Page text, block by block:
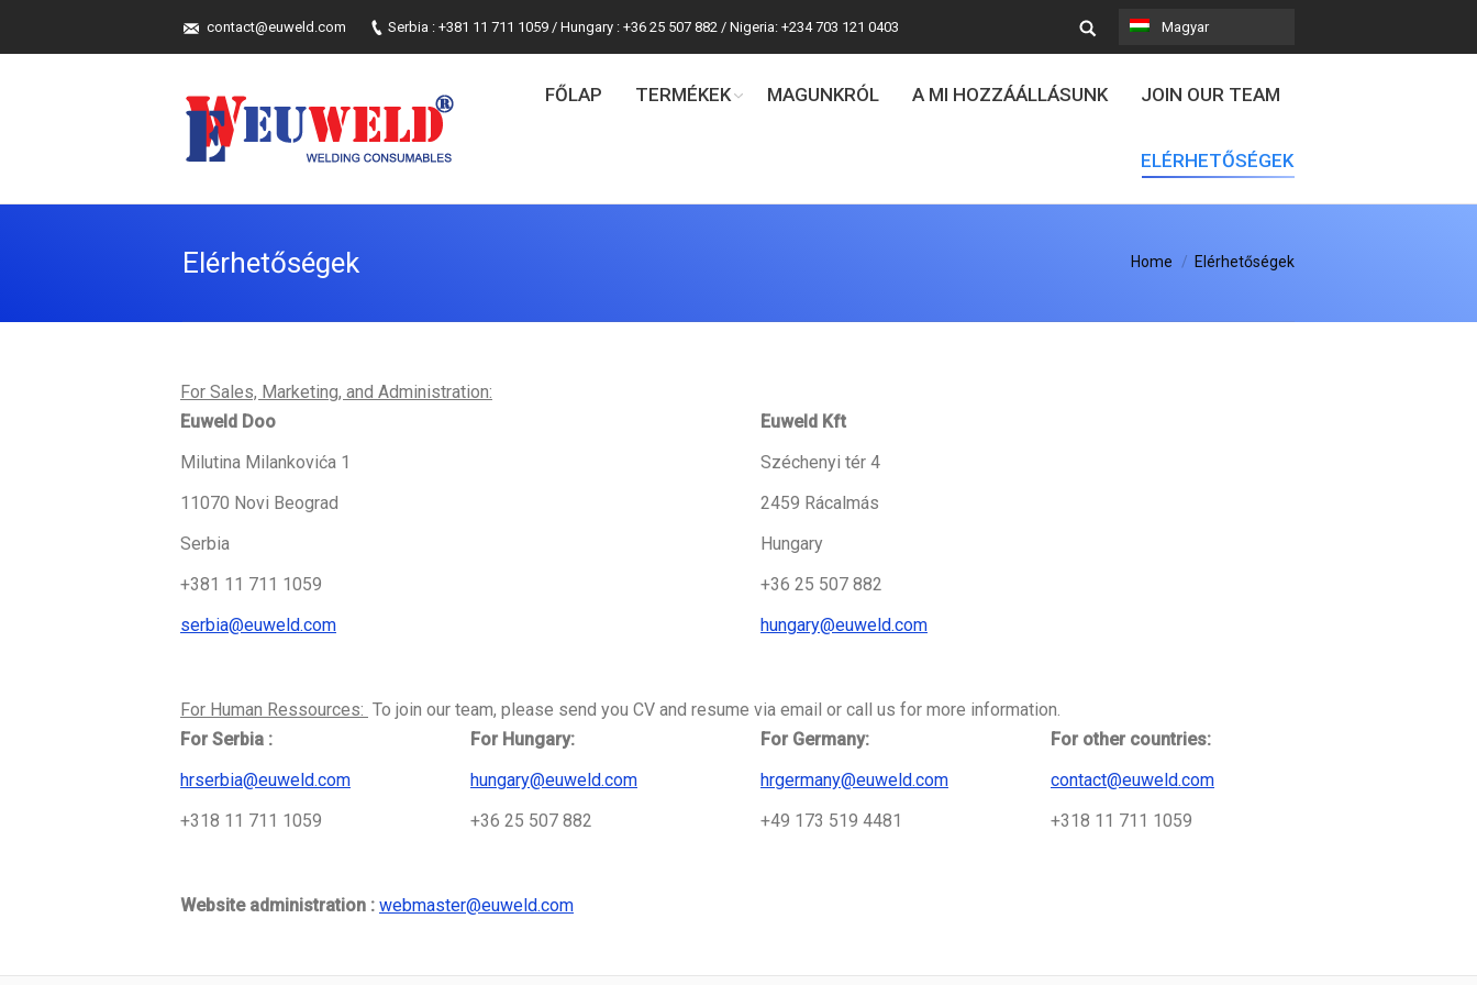
contact@euweld.com Serbia : +381 11 711 1059 / Hungary : +36 25 507 882 / Nigeria: +234 703 121 0403 Magyar
FŐLAP TERMÉKEK MAGUNKRÓL A MI HOZZÁÁLLÁSUNK JOIN OUR TEAM
ELÉRHETŐSÉGEK
Elérhetőségek Home Elérhetőségek
For Sales, Marketing, and Administration:
Euweld Doo
Milutina Milankovića 1
11070 Novi Beograd
Serbia
+381 11 711 1059
serbia@euweld.com
Euweld Kft
Széchenyi tér 4
2459 Rácalmás
Hungary
+36 25 507 882
hungary@euweld.com
For Human Ressources: To join our team, please send you CV and resume via email or call us for more information.
For Serbia :
hrserbia@euweld.com
+318 11 711 1059
For Hungary:
hungary@euweld.com
+36 25 507 882
For Germany:
hrgermany@euweld.com
+49 173 519 4481
For other countries:
contact@euweld.com
+318 11 711 1059
Website administration : webmaster@euweld.com